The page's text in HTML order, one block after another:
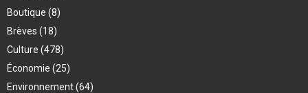
Boutique (8)
Brèves (18)
Culture (478)
Économie (25)
Environnement(64)